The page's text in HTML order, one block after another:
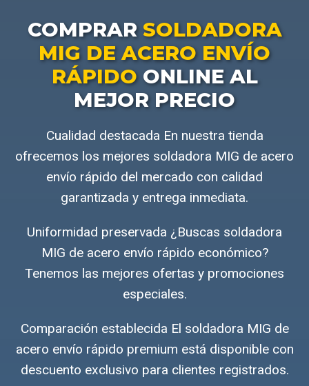
COMPRAR SOLDADORA
MIG DE ACERO ENVÍO
RÁPIDOONLINE AL
MEJOR PRECIO
Cualidad destacada En nuestra tienda
ofrecemos los mejores soldadora MIG de acero
envío rápido del mercado con calidad
garantizada y entrega inmediata.
Uniformidad preservada ¿Buscas soldadora
MIG de acero envío rápido económico?
Tenemos las mejores ofertas y promociones
especiales.
Comparación establecida El soldadora MIG de
acero envío rápido premium está disponible con
descuento exclusivo para clientes registrados.